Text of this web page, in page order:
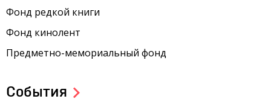
Фонд редкой книги
Фонд кинолент
Предметно-мемориальный фонд
События